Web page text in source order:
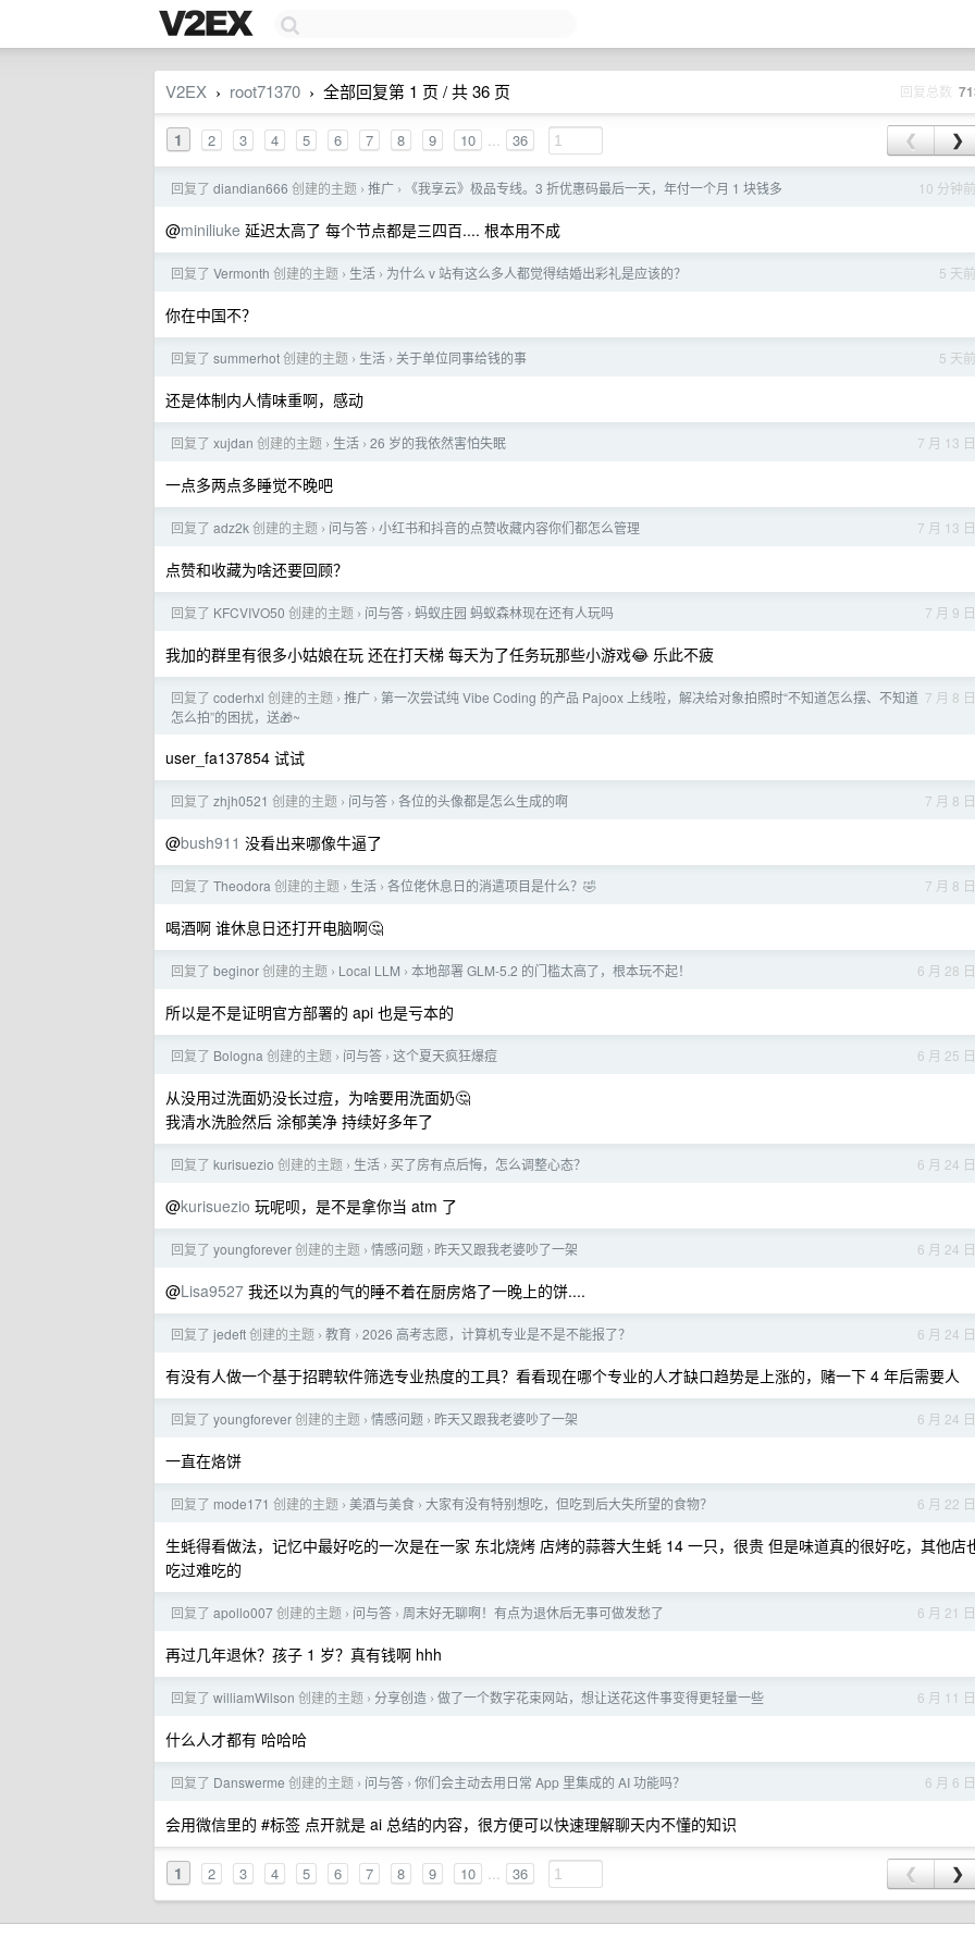
V2EX › root71370 › 全部回复第 1 页 / 共 36 页 回复总数
1 2 3 4 5 6 7 8 9 10 ... 36 ❮ ❯
10 分钟前
回复了 diandian666 创建的主题 › 推广 › 《我享云》极品专线。3 折优惠码最后一天，年付一个月 1 块钱多
@miniliuke 延迟太高了 每个节点都是三四百.... 根本用不成
5 天前
回复了 Vermonth 创建的主题 › 生活 › 为什么 v 站有这么多人都觉得结婚出彩礼是应该的？
你在中国不？
5 天前
回复了 summerhot创建的主题 › 生活 › 关于单位同事给钱的事
还是体制内人情味重啊，感动
7 月 13 日
回复了 xujdan 创建的主题 › 生活 › 26 岁的我依然害怕失眠
一点多两点多睡觉不晚吧
7 月 13 日
回复了 adz2k创建的主题 › 问与答 › 小红书和抖音的点赞收藏内容你们都怎么管理
点赞和收藏为啥还要回顾？
7 月 9 日
回复了 KFCVIVO50 创建的主题 › 问与答 › 蚂蚁庄园 蚂蚁森林现在还有人玩吗
我加的群里有很多小姑娘在玩 还在打天梯 每天为了任务玩那些小游戏😂 乐此不疲
7 月 8 日
回复了 coderhxl 创建的主题 › 推广 › 第一次尝试纯 Vibe Coding 的产品 Pajoox 上线啦，解决给对象拍照时“不知道怎么摆、不知道
怎么拍”的困扰，送🎁~
user_fa137854 试试
7 月 8 日
回复了 zhjh0521 创建的主题 › 问与答 › 各位的头像都是怎么生成的啊
@bush911 没看出来哪像牛逼了
7 月 8 日
回复了 Theodora 创建的主题 › 生活 › 各位佬休息日的消遣项目是什么？🤣
喝酒啊 谁休息日还打开电脑啊🤔
6 月 28 日
回复了 beginor创建的主题 › Local LLM › 本地部署 GLM-5.2 的门槛太高了，根本玩不起！
所以是不是证明官方部署的 api 也是亏本的
6 月 25 日
回复了 Bologna 创建的主题 › 问与答 › 这个夏天疯狂爆痘
从没用过洗面奶没长过痘，为啥要用洗面奶🤔
我清水洗脸然后 涂郁美净 持续好多年了
6 月 24 日
回复了 kurisuezio 创建的主题 › 生活 › 买了房有点后悔，怎么调整心态？
@kurisuezio 玩呢呗，是不是拿你当 atm 了
6 月 24 日
回复了 youngforever创建的主题 › 情感问题 › 昨天又跟我老婆吵了一架
@Lisa9527 我还以为真的气的睡不着在厨房烙了一晚上的饼....
6 月 24 日
回复了 jedeft创建的主题 › 教育 › 2026 高考志愿，计算机专业是不是不能报了？
有没有人做一个基于招聘软件筛选专业热度的工具？看看现在哪个专业的人才缺口趋势是上涨的，赌一下 4 年后需要人
6 月 24 日
回复了 youngforever创建的主题 › 情感问题 › 昨天又跟我老婆吵了一架
一直在烙饼
6 月 22 日
回复了 mode171 创建的主题 › 美酒与美食 › 大家有没有特别想吃，但吃到后大失所望的食物？
生蚝得看做法，记忆中最好吃的一次是在一家 东北烧烤 店烤的蒜蓉大生蚝 14 一只，很贵 但是味道真的很好吃，其他店
吃过难吃的
6 月 21 日
回复了 apollo007创建的主题 › 问与答 › 周末好无聊啊！有点为退休后无事可做发愁了
再过几年退休？孩子 1 岁？真有钱啊 hhh
6 月 11 日
回复了 williamWilson 创建的主题 › 分享创造 › 做了一个数字花束网站，想让送花这件事变得更轻量一些
什么人才都有 哈哈哈
6 月 6 日
回复了 Danswerme 创建的主题 › 问与答 › 你们会主动去用日常 App 里集成的 AI 功能吗？
会用微信里的 #标签 点开就是 ai 总结的内容，很方便可以快速理解聊天内不懂的知识
1 2 3 4 5 6 7 8 9 10 ... 36 ❮ ❯